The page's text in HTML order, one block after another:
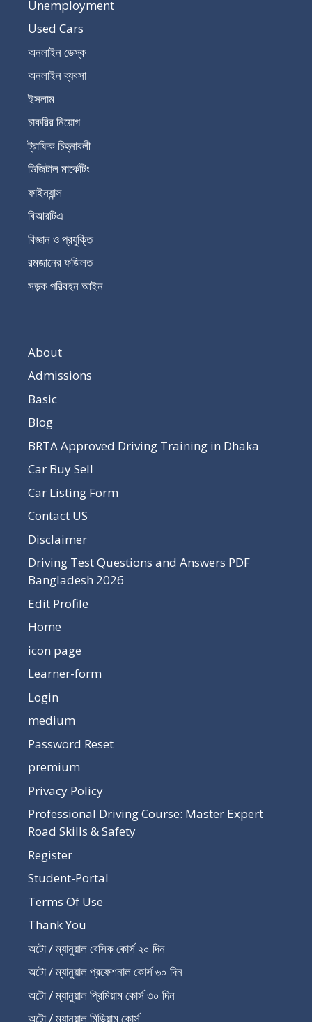
Unemployment
Used Cars
অনলাইন ডেস্ক
অনলাইন ব্যবসা
ইসলাম
চাকরির নিয়োগ
ট্রাফিক চিহ্নাবলী
ডিজিটাল মার্কেটিং
ফাইন্যান্স
বিআরটিএ
বিজ্ঞান ও প্রযুক্তি
রমজানের ফজিলত
সড়ক পরিবহন আইন
About
Admissions
Basic
Blog
BRTA Approved Driving Training in Dhaka
Car Buy Sell
Car Listing Form
Contact US
Disclaimer
Driving Test Questions and Answers PDF
Bangladesh 2026
Edit Profile
Home
icon page
Learner-form
Login
medium
Password Reset
premium
Privacy Policy
Professional Driving Course: Master Expert
Road Skills & Safety
Register
Student-Portal
Terms Of Use
Thank You
অটো / ম্যানুয়াল বেসিক কোর্স ২০ দিন
অটো / ম্যানুয়াল প্রফেশনাল কোর্স ৬০ দিন
অটো / ম্যানুয়াল প্রিমিয়াম কোর্স ৩০ দিন
অটো / ম্যানুয়াল মিডিয়াম কোর্স